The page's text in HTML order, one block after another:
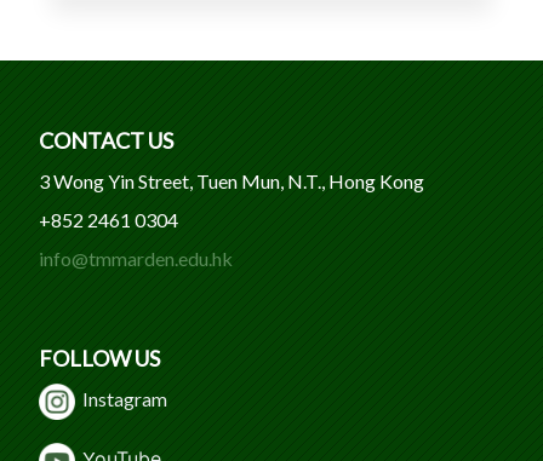
CONTACT US
3 Wong Yin Street, Tuen Mun, N.T., Hong Kong
+852 2461 0304
info@tmmarden.edu.hk
FOLLOW US
Instagram